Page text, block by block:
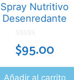
Spray Nutritivo
Desenredante
0
d
e
$95.00
Añadir al carrito